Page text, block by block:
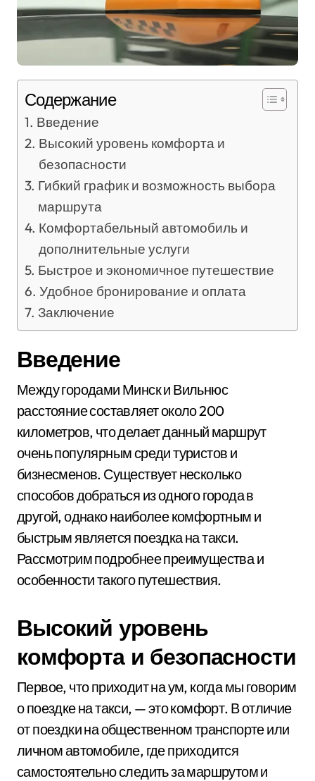
Содержание
Введение
Высокий уровень комфорта и
безопасности
Гибкий график и возможность выбора
маршрута
Комфортабельный автомобиль и
дополнительные услуги
Быстрое и экономичное путешествие
Удобное бронирование и оплата
Заключение
Введение
Между городами Минск и Вильнюс
расстояние составляет около 200
километров, что делает данный маршрут
очень популярным среди туристов и
бизнесменов. Существует несколько
способов добраться из одного города в
другой, однако наиболее комфортным и
быстрым является поездка на такси.
Рассмотрим подробнее преимущества и
особенности такого путешествия.
Высокий уровень
комфорта и безопасности
Первое, что приходит на ум, когда мы говорим
о поездке на такси, — это комфорт. В отличие
от поездки на общественном транспорте или
личном автомобиле, где приходится
самостоятельно следить за маршрутом и